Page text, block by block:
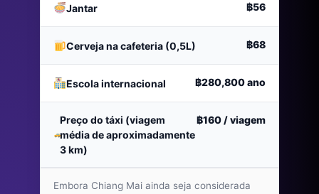
Jantar ฿56
Cerveja na cafeteria (0,5L) ฿68
Escola internacional ฿280,800ano
Preço do táxi (viagem
média de aproximadamente
3 km)
฿160 / viagem
Embora Chiang Mai ainda seja considerada